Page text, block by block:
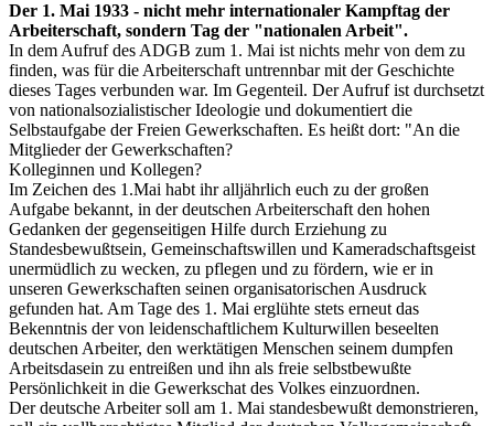
Der 1. Mai 1933 - nicht mehr internationaler Kampftag der
Arbeiterschaft, sondern Tag der "nationalen Arbeit".
In dem Aufruf des ADGB zum 1. Mai ist nichts mehr von dem zu
finden, was für die Arbeiterschaft untrennbar mit der Geschichte
dieses Tages verbunden war. Im Gegenteil. Der Aufruf ist durchsetzt
von nationalsozialistischer Ideologie und dokumentiert die
Selbstaufgabe der Freien Gewerkschaften. Es heißt dort: "An die
Mitglieder der Gewerkschaften?
Kolleginnen und Kollegen?
Im Zeichen des 1.Mai habt ihr alljährlich euch zu der großen
Aufgabe bekannt, in der deutschen Arbeiterschaft den hohen
Gedanken der gegenseitigen Hilfe durch Erziehung zu
Standesbewußtsein, Gemeinschaftswillen und Kameradschaftsgeist
unermüdlich zu wecken, zu pflegen und zu fördern, wie er in
unseren Gewerkschaften seinen organisatorischen Ausdruck
gefunden hat. Am Tage des 1. Mai erglühte stets erneut das
Bekenntnis der von leidenschaftlichem Kulturwillen beseelten
deutschen Arbeiter, den werktätigen Menschen seinem dumpfen
Arbeitsdasein zu entreißen und ihn als freie selbstbewußte
Persönlichkeit in die Gewerkschat des Volkes einzuordnen.
Der deutsche Arbeiter soll am 1. Mai standesbewußt demonstrieren,